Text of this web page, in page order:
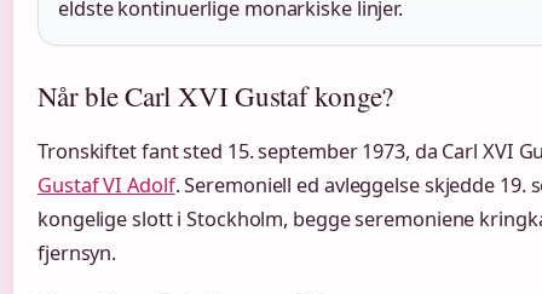
eldste kontinuerlige monarkiske linjer.
Når ble Carl XVI Gustaf konge?
Tronskiftet fant sted 15. september 1973, da Carl XVI
Gustaf VI Adolf. Seremoniell ed avleggelse skjedde 19.
kongelige slott i Stockholm, begge seremoniene
fjernsyn.